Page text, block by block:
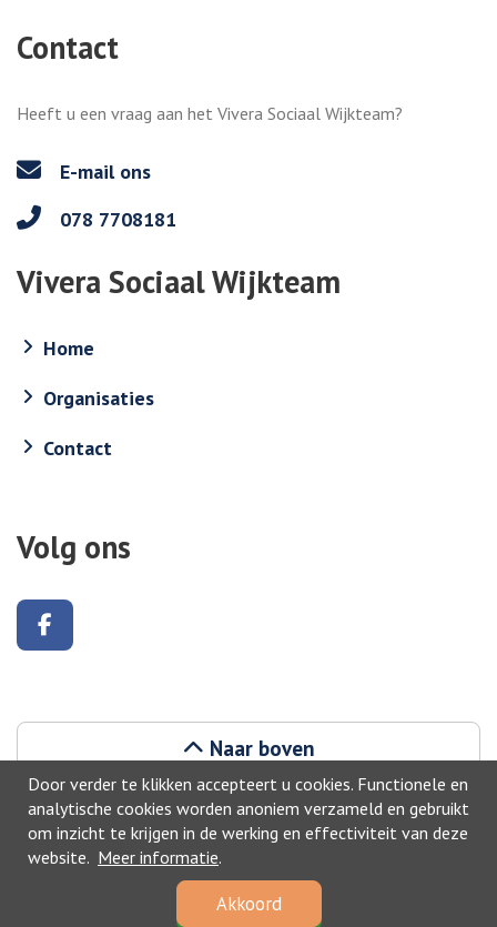
Door verder te klikken accepteert u cookies. Functionele en
analytische cookies worden anoniem verzameld en gebruikt
om inzicht te krijgen in de werking en effectiviteit van deze
website. Meer informatie.
Akkoord
Contact
Heeft u een vraag aan het Vivera Sociaal Wijkteam?
E-mail ons
078 7708181
Vivera Sociaal Wijkteam
Home
Organisaties
Contact
Volg ons
Naar boven